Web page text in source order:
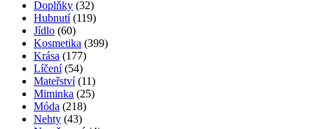
Doplňky (32)
Hubnutí(119)
Jídlo (60)
Kosmetika (399)
Krása (177)
Líčení(54)
Mateřství(11)
Miminka (25)
Móda (218)
Nehty (43)